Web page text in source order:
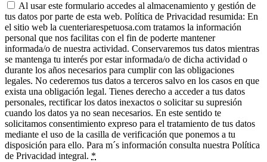
Al usar este formulario accedes al almacenamiento y gestión de
tus datos por parte de esta web. Política de Privacidad resumida: En
el sitio web la cuenteriarespetuosa.com tratamos la información
personal que nos facilitas con el fin de poderte mantener
informada/o de nuestra actividad. Conservaremos tus datos mientras
se mantenga tu interés por estar informada/o de dicha actividad o
durante los años necesarios para cumplir con las obligaciones
legales. No cederemos tus datos a terceros salvo en los casos en que
exista una obligación legal. Tienes derecho a acceder a tus datos
personales, rectificar los datos inexactos o solicitar su supresión
cuando los datos ya no sean necesarios. En este sentido te
solicitamos consentimiento expreso para el tratamiento de tus datos
mediante el uso de la casilla de verificación que ponemos a tu
disposición para ello. Para m´s información consulta nuestra Política
de Privacidad integral. *